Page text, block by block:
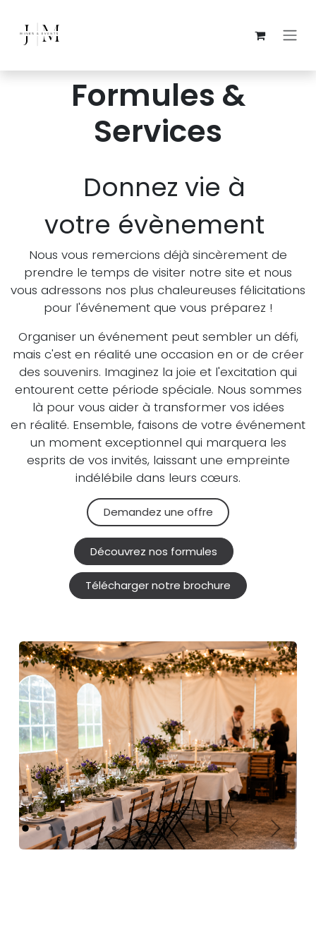
Formules &
Services
Donnez vie à
votre évènement
Nous vous remercions déjà sincèrement de
prendre le temps de visiter notre site et nous
vous adressons nos plus chaleureuses félicitations
pour l'événement que vous préparez !
Organiser un événement peut sembler un défi,
mais c'est en réalité une occasion en or de créer
des souvenirs. Imaginez la joie et l'excitation qui
entourent cette période spéciale. Nous sommes
là pour vous aider à transformer vos idées
en réalité. Ensemble, faisons de votre événement
un moment exceptionnel qui marquera les
esprits de vos invités, laissant une empreinte
indélébile dans leurs cœurs.
Demandez une off​​​​re
Découvrez nos formules
Télécharger notre brochure
PrécédentSuivant